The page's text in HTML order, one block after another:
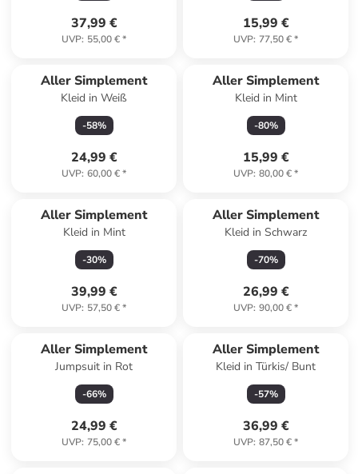
37,99 €
UVP: 55,00 €*
15,99 €
UVP: 77,50 €*
Aller Simplement
Kleid in Weiß
-58%
24,99 €
UVP: 60,00 €*
Aller Simplement
Kleid in Mint
-80%
15,99 €
UVP: 80,00 €*
Aller Simplement
Kleid in Mint
-30%
39,99 €
UVP: 57,50 €*
Aller Simplement
Kleid in Schwarz
-70%
26,99 €
UVP: 90,00 €*
Aller Simplement
Jumpsuit in Rot
-66%
24,99 €
UVP: 75,00 €*
Aller Simplement
Kleid in Türkis/ Bunt
-57%
36,99 €
UVP: 87,50 €*